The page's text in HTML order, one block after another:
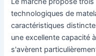
technologiques de
caractéristiques
une excellente capacité
s'avèrent